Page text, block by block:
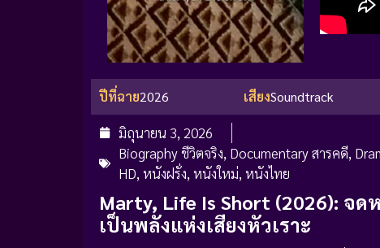
ปีที่ฉาย2026 เสียงSoundtrack
มิถุนายน 3, 2026
Biography ชีวิตจริง, Documentary สารคดี,
HD, หนังฝรั่ง, หนังใหม่, หนังไทย
Marty, Life Is Short (2026): จ
เป็นพลังแห่งเสียงหัวเราะ